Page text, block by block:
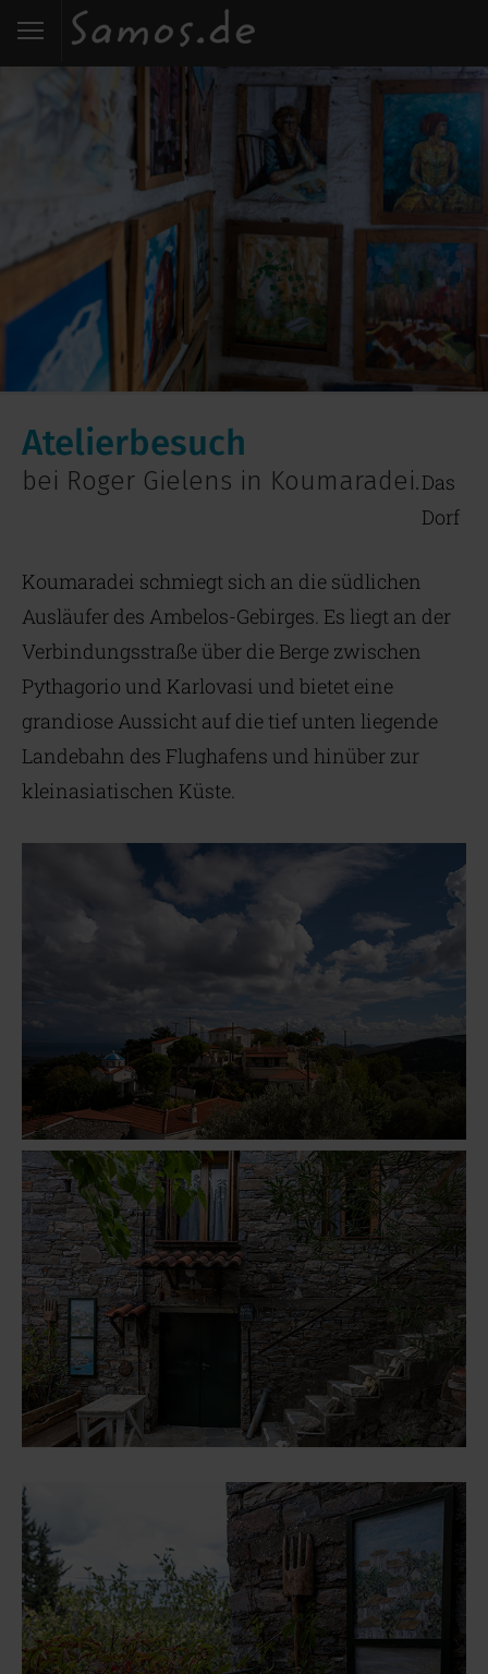
Entdecken
Wohnen
Karte
Kontakt
Atelierbesuch
bei Roger Gielens in Koumaradei.Das
Dorf
Koumaradei schmiegt sich an die südlichen
Ausläufer des Ambelos-Gebirges. Es liegt an der
Verbindungsstraße über die Berge zwischen
Pythagorio und Karlovasi und bietet eine
grandiose Aussicht auf die tief unten liegende
Landebahn des Flughafens und hinüber zur
kleinasiatischen Küste.